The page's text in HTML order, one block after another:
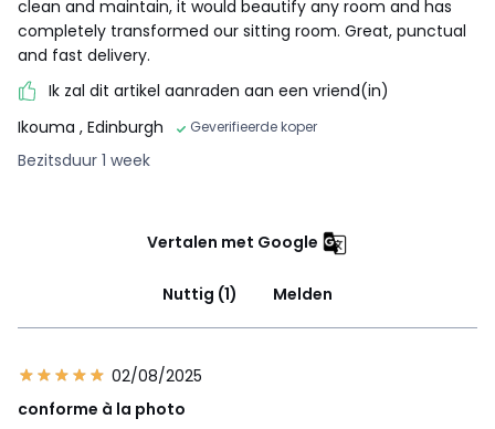
clean and maintain, it would beautify any room and has
completely transformed our sitting room. Great, punctual
and fast delivery.
Ik zal dit artikel aanraden aan een vriend(in)
Ikouma , Edinburgh Geverifieerde koper
Bezitsduur 1 week
Vertalen met Google
Nuttig (1) Melden
02/08/2025
conforme à la photo